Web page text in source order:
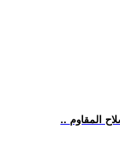
المقاوم